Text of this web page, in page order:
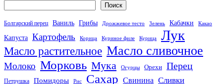
Поиск
Болгарский перец Ваниль Грибы Дрожжевое тесто Зелень Кабачки Какао
Капуста Картофель Корица Куриное филе Курица Лук
Масло растительное Масло сливочное
Молоко Морковь Мука Огурцы Орехи Перец
Петрушка Помидоры Рис Сахар Свинина Сливки